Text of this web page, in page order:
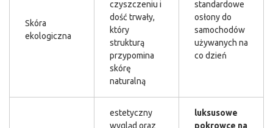
Skóra
ekologiczna
czyszczeniu i
dość trwały,
który
strukturą
przypomina
skórę
naturalną
standardowe
osłony do
samochodów
używanych na
co dzień
estetyczny
wygląd oraz
luksusowe
pokrowce na